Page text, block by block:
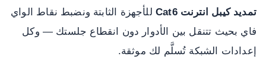
تمديد كيبل انترنت Cat6
للأجهزة الثابتة ونضبط نقاط الواي
فاي بحيث تتنقل بين الأدوار دون انقطاع جلستك — وكل
إعدادات الشبكة تُسلَّم لك موثقة.